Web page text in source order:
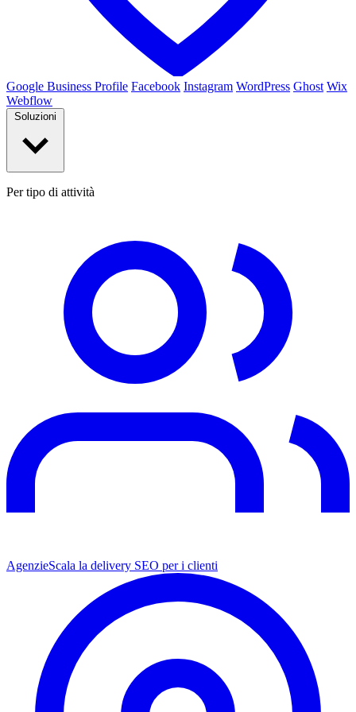
Google Business Profile Facebook Instagram WordPress Ghost Wix
Webflow
Per tipo di attività
AgenzieScala la delivery SEO per i clienti